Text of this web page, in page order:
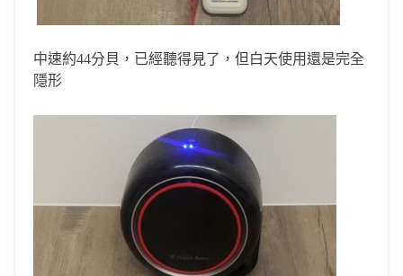
中速約44分貝，已經聽得見了，但白天使用還是完全
隱形